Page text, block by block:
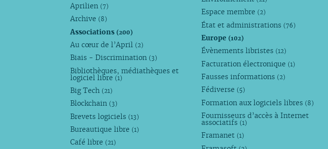
Aprilien (7)
Archive (8)
Associations(200)
Au cœur de l’April (2)
Biais - Discrimination (3)
Bibliothèques, médiathèques et
logiciel libre (1)
Big Tech (21)
Blockchain (3)
Brevets logiciels (13)
Bureautique libre (1)
Café libre (21)
Espace membre (2)
État et administrations (76)
Europe(102)
Évènements libristes (12)
Facturation électronique (1)
Fausses informations (2)
Fédiverse (5)
Formation aux logiciels libres (8)
Fournisseurs d’accès à Internet
associatifs (1)
Framanet (1)